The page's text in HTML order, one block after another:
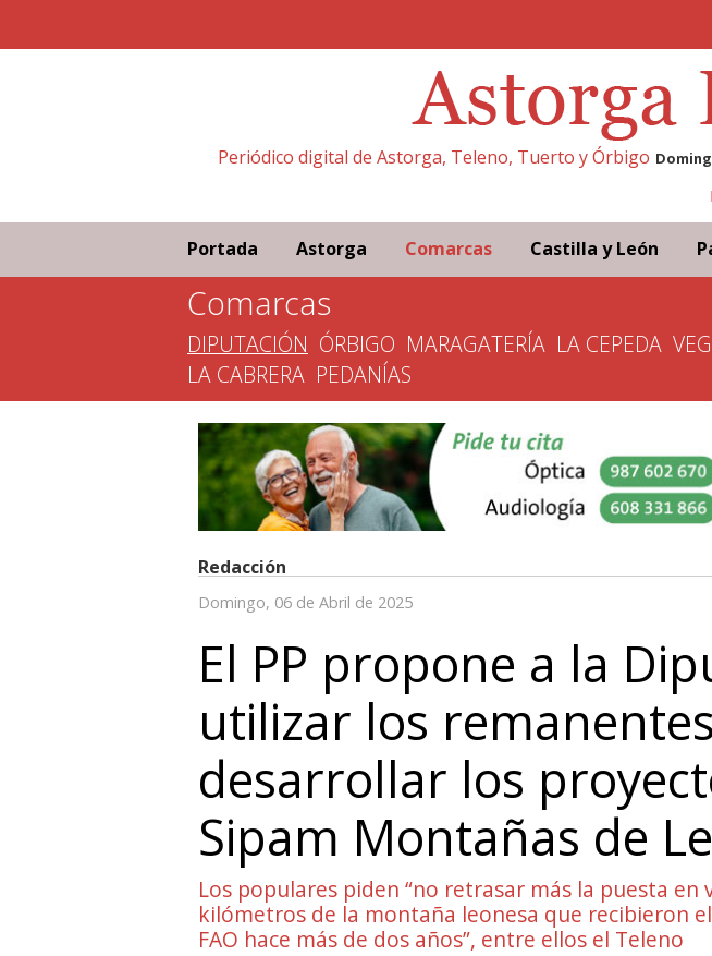
Periódico digital de Astorga, Teleno, Tuerto y Órbigo
Portada Astorga Comarcas Castilla y León
Comarcas
DIPUTACIÓN ÓRBIGO MARAGATERÍA LA CEPEDA
LA CABRERA PEDANÍAS
Redacción
Domingo, 06 de Abril de 2025
El PP propone a la
utilizar los
desarrollar los
Sipam Montañas de
Los populares piden “no retrasar más la puesta en
kilómetros de la montaña leonesa que recibieron
FAO hace más de dos años”, entre ellos el Teleno